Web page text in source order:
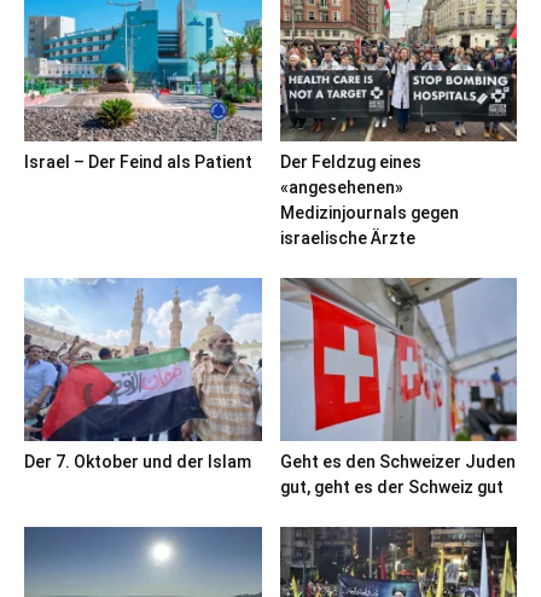
Israel – Der Feind als Patient
Der Feldzug eines
«angesehenen»
Medizinjournals gegen
israelische Ärzte
Der 7. Oktober und der Islam
Geht es den Schweizer Juden
gut, geht es der Schweiz gut